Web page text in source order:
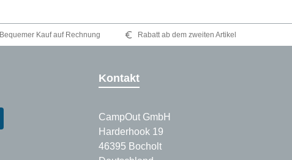
Bequemer Kauf auf Rechnung Rabatt ab dem zweiten Artikel
Kontakt
CampOut GmbH
Harderhook 19
46395 Bocholt